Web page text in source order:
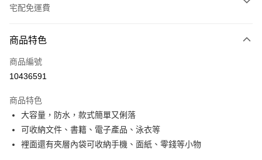
宅配免運費
icash Pay
信用卡一次付款
3 期 0 利率 每期 NT$166
合作金庫商業銀行
第一商業銀行
華南商業銀行
彰化商業銀行
6 期 0 利率 每期 NT$83
合作金庫商業銀行
第一商業銀行
12 期 0 利率 每期NT$41
商品特色
商品編號
10436591
商品特色
大容量，防水，款式簡單又俐落
可收納文件、書籍、電子產品、泳衣等
裡面還有夾層內袋可收納手機、面紙、零錢等小物